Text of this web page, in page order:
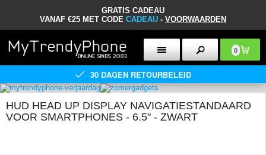
GRATIS CADEAU
VANAF €25 MET CODE CADEAU - VOORWAARDEN
0
30 DAGEN RETOURBELEID
HUD HEAD UP DISPLAY NAVIGATIESTANDAARD
VOOR SMARTPHONES - 6.5" - ZWART